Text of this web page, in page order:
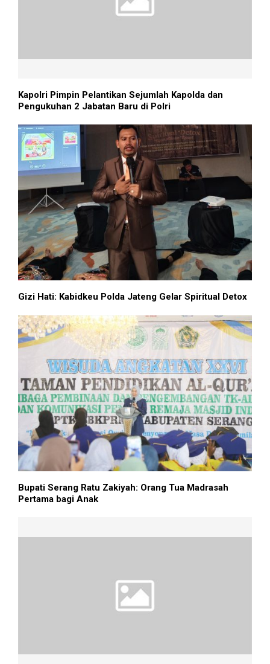
Kapolri Pimpin Pelantikan Sejumlah Kapolda dan
Pengukuhan 2 Jabatan Baru di Polri
Gizi Hati: Kabidkeu Polda Jateng Gelar Spiritual Detox
Bupati Serang Ratu Zakiyah: Orang Tua Madrasah
Pertama bagi Anak